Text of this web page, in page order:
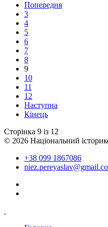
Попередня
3
4
5
6
7
8
9
10
11
12
Наступна
Кінець
Сторінка 9 із 12
© 2026 Національний
+38 099 1867086